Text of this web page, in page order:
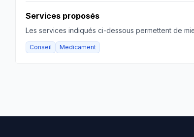
Services proposés
Les services indiqués ci-dessous permettent de
Conseil Medicament